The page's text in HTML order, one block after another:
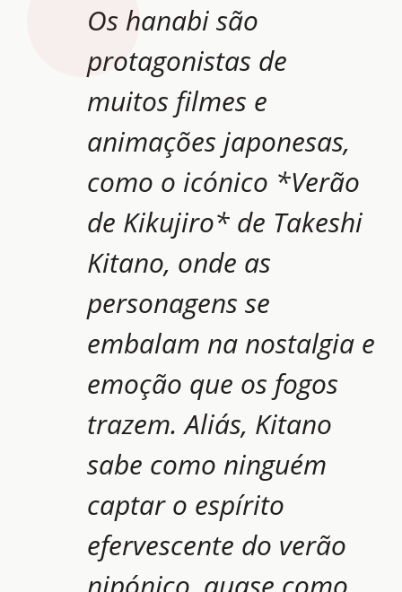
Os hanabi são
protagonistas de
muitos filmes e
animações japonesas,
como o icónico *Verão
de Kikujiro* de Takeshi
Kitano, onde as
personagens se
embalam na nostalgia e
emoção que os fogos
trazem. Aliás, Kitano
sabe como ninguém
captar o espírito
efervescente do verão